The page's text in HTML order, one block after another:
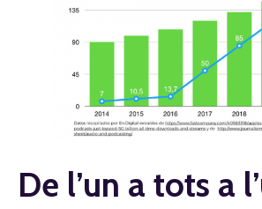
De l’un a tots a